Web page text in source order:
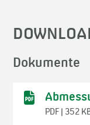
Dokumente
PDF | 352